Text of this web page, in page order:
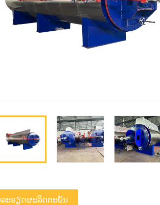
ະ​ອຽດ​ຜະ​ລິດ​ຕະ​ພັນ